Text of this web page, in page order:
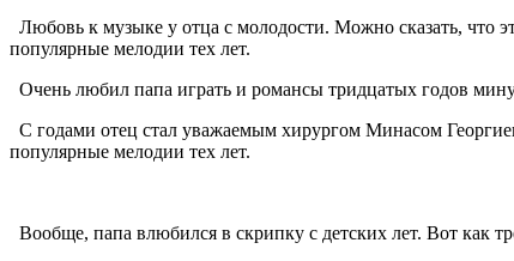
Любовь к музыке у отца с молодости. Можно сказать, что
популярные мелодии тех лет.
Очень любил папа играть и романсы тридцатых годов
С годами отец стал уважаемым хирургом Минасом
популярные мелодии тех лет.
Вообще, папа влюбился в скрипку с детских лет. Вот как